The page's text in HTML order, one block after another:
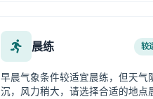
晨练 较
早晨气象条件较适宜晨练，但天气
沉，风力稍大，请选择合适的地点